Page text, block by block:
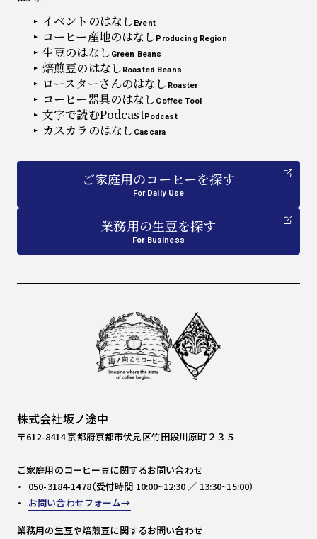
イベントのはなし Event
コーヒー産地のはなし Producing Region
生豆のはなし Green Beans
焙煎豆のはなし Roasted Beans
ロースターさんのはなし Roaster
コーヒー器具のはなし Coffee Tool
文字で読むPodcastPodcast
カスカラのはなし Cascara
ご家庭用のコーヒーを探す
For Daily Use
業務用の生豆を探す
For Business
株式会社坂ノ途中
〒612-8414 京都府京都市伏見区竹田段川原町２３５
ご家庭用のコーヒー豆に関するお問い合わせ
050-3184-1478（受付時間 10:00~12:30 ／ 13:30~15:00）
お問い合わせフォーム
業務用の生豆や焙煎豆に関するお問い合わせ